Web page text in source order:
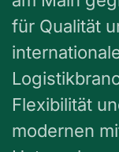
für Qualität
Flexibilität
modernen